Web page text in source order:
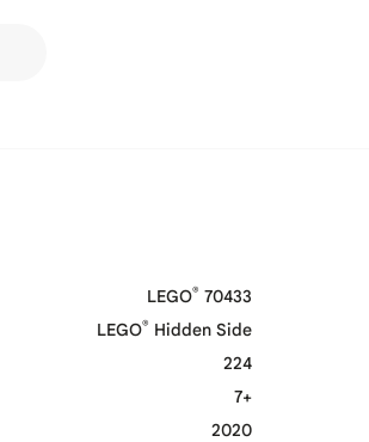
LEGO® 70433
LEGO® Hidden Side
224
7+
2020